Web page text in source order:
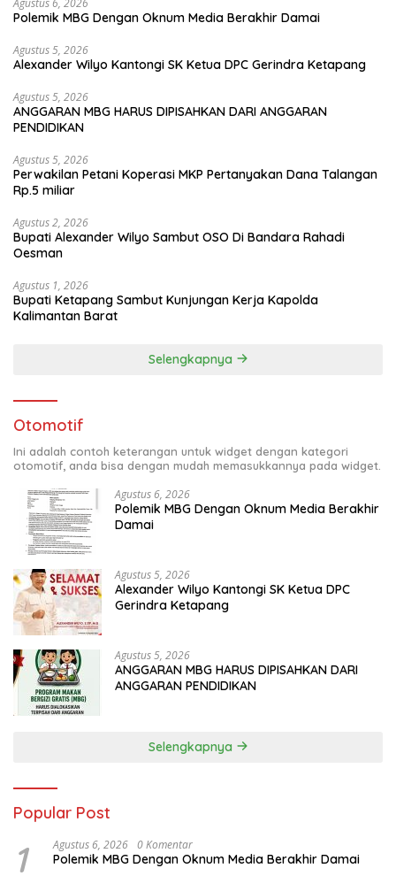
Polemik MBG Dengan Oknum Media Berakhir Damai
Agustus 5, 2026
Alexander Wilyo Kantongi SK Ketua DPC Gerindra Ketapang
Agustus 5, 2026
ANGGARAN MBG HARUS DIPISAHKAN DARI ANGGARAN
PENDIDIKAN
Agustus 5, 2026
Perwakilan Petani Koperasi MKP Pertanyakan Dana Talangan
Rp.5 miliar
Agustus 2, 2026
Bupati Alexander Wilyo Sambut OSO Di Bandara Rahadi
Oesman
Agustus 1, 2026
Bupati Ketapang Sambut Kunjungan Kerja Kapolda
Kalimantan Barat
Selengkapnya
Otomotif
Ini adalah contoh keterangan untuk widget dengan kategori
otomotif, anda bisa dengan mudah memasukkannya pada widget.
Agustus 6, 2026
Polemik MBG Dengan Oknum Media Berakhir
Damai
Agustus 5, 2026
Alexander Wilyo Kantongi SK Ketua DPC
Gerindra Ketapang
Agustus 5, 2026
ANGGARAN MBG HARUS DIPISAHKAN DARI
ANGGARAN PENDIDIKAN
Selengkapnya
Popular Post
1 Agustus 6, 2026 0 Komentar
Polemik MBG Dengan Oknum Media Berakhir Damai